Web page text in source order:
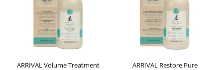
ARRIVAL Volume Treatment
ARRIVAL Restore Pure